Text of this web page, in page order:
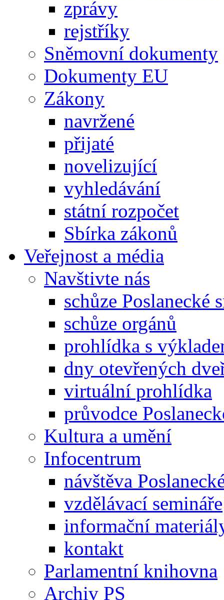
zprávy
rejstříky
Sněmovní dokumenty
Dokumenty EU
Zákony
navržené
přijaté
novelizující
vyhledávání
státní rozpočet
Sbírka zákonů
Veřejnost a média
Navštivte nás
schůze Poslanecké
schůze orgánů
prohlídka s
dny otevřených
virtuální prohlídka
průvodce
Kultura a umění
Infocentrum
návštěva
vzdělávací semináře
informační
kontakt
Parlamentní knihovna
Archiv PS